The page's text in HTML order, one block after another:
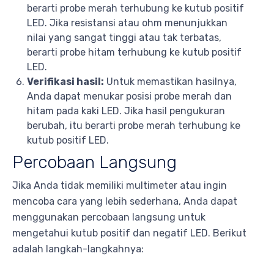
berarti probe merah terhubung ke kutub positif
LED. Jika resistansi atau ohm menunjukkan
nilai yang sangat tinggi atau tak terbatas,
berarti probe hitam terhubung ke kutub positif
LED.
Verifikasi hasil: Untuk memastikan hasilnya,
Anda dapat menukar posisi probe merah dan
hitam pada kaki LED. Jika hasil pengukuran
berubah, itu berarti probe merah terhubung ke
kutub positif LED.
Percobaan Langsung
Jika Anda tidak memiliki multimeter atau ingin
mencoba cara yang lebih sederhana, Anda dapat
menggunakan percobaan langsung untuk
mengetahui kutub positif dan negatif LED. Berikut
adalah langkah-langkahnya: